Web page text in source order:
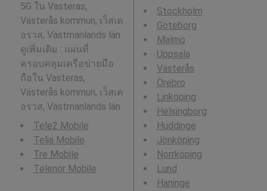
5G ใน Vasteras,
Västerås kommun, เว็สเต
อรวส, Västmanlands län
ดูเพิ่มเติม : แผนที่
ครอบคลุมเครือข่ายมือ
ถือใน Vasteras,
Västerås kommun, เว็สเต
อรวส, Västmanlands län
Tele2 Mobile
Telia Mobile
Tre Mobile
Telenor Mobile
Stockholm
Göteborg
Malmö
Uppsala
Västerås
Örebro
Linköping
Helsingborg
Huddinge
Jönköping
Norrköping
Lund
Haninge